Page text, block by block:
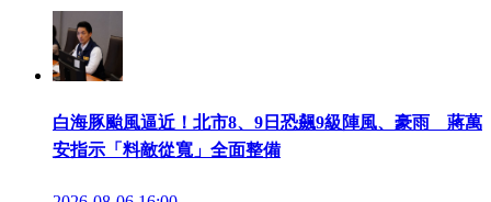
白海豚颱風逼近！北市8、9日恐飆9級陣風、豪雨 蔣萬
安指示「料敵從寬」全面整備